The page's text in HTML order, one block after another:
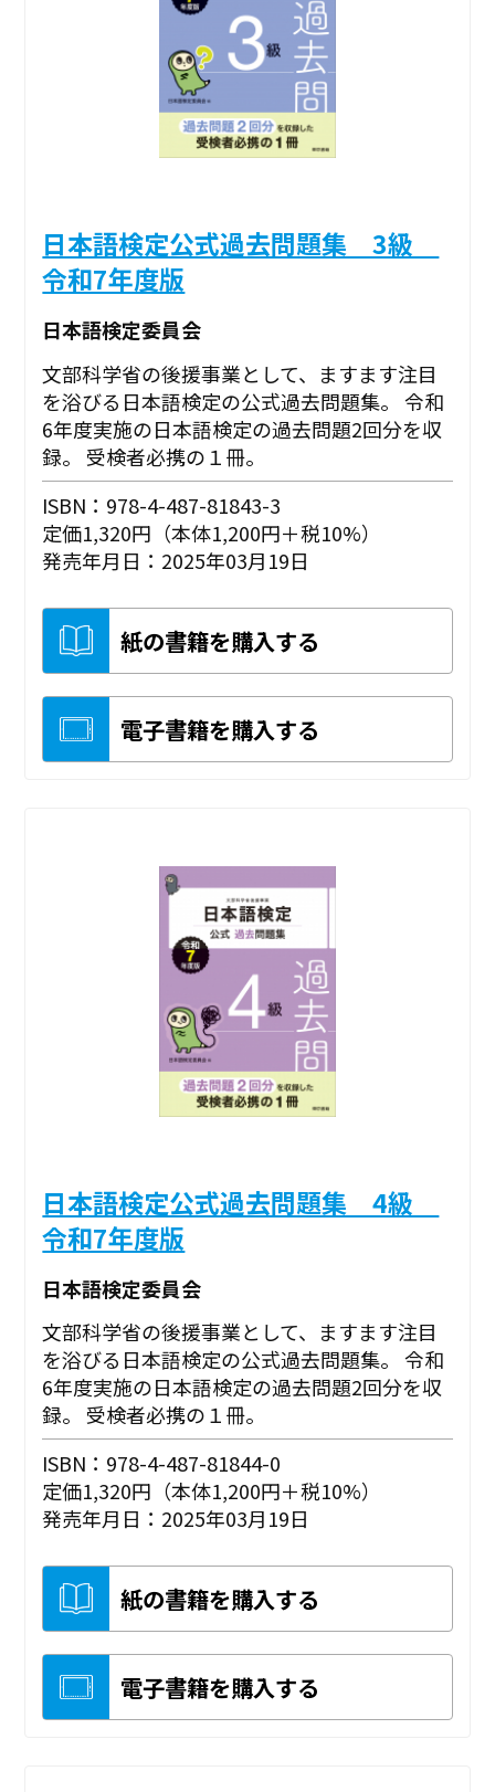
日本語検定公式過去問題集 3級
令和7年度版
日本語検定委員会
文部科学省の後援事業として、ますます注目
を浴びる日本語検定の公式過去問題集。 令和
6年度実施の日本語検定の過去問題2回分を収
録。 受検者必携の１冊。
ISBN：978-4-487-81843-3
定価1,320円（本体1,200円＋税10%）
発売年月日：2025年03月19日
紙の書籍を購入する
電子書籍を購入する
日本語検定公式過去問題集 4級
令和7年度版
日本語検定委員会
文部科学省の後援事業として、ますます注目
を浴びる日本語検定の公式過去問題集。 令和
6年度実施の日本語検定の過去問題2回分を収
録。 受検者必携の１冊。
ISBN：978-4-487-81844-0
定価1,320円（本体1,200円＋税10%）
発売年月日：2025年03月19日
紙の書籍を購入する
電子書籍を購入する